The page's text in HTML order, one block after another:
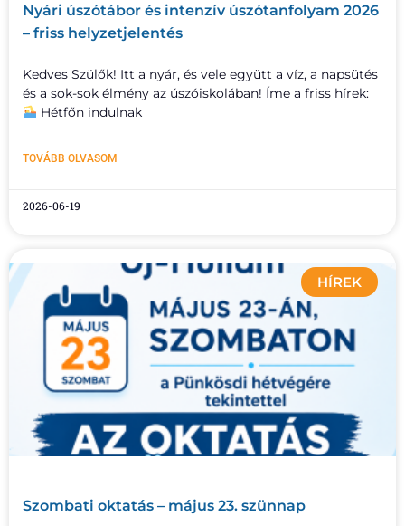
Nyári úszótábor és intenzív úszótanfolyam 2026
– friss helyzetjelentés
Kedves Szülők! Itt a nyár, és vele együtt a víz, a napsütés
és a sok-sok élmény az úszóiskolában! Íme a friss hírek:
Hétfőn indulnak
TOVÁBB OLVASOM
2026-06-19
HÍREK
Szombati oktatás – május 23. szünnap